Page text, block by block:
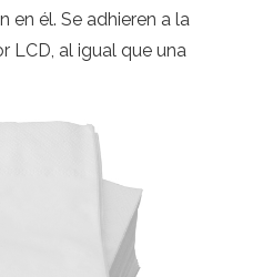
en él. Se adhieren a la
LCD, al igual que una